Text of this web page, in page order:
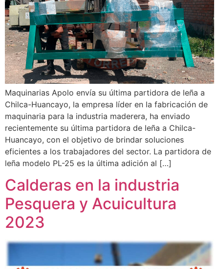
Maquinarias Apolo envía su última partidora de leña a
Chilca-Huancayo, la empresa líder en la fabricación de
maquinaria para la industria maderera, ha enviado
recientemente su última partidora de leña a Chilca-
Huancayo, con el objetivo de brindar soluciones
eficientes a los trabajadores del sector. La partidora de
leña modelo PL-25 es la última adición al […]
Calderas en la industria
Pesquera y Acuicultura
2023